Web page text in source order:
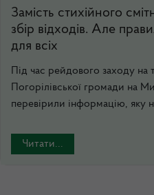
Замість стихійного
збір відходів. Але
для всіх
Під час рейдового заходу на
Погорілівської громади на
перевірили інформацію, яку
Читати...